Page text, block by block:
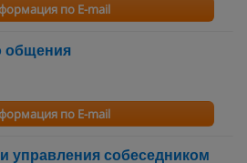
по E-mail
общения
по E-mail
управления собеседником